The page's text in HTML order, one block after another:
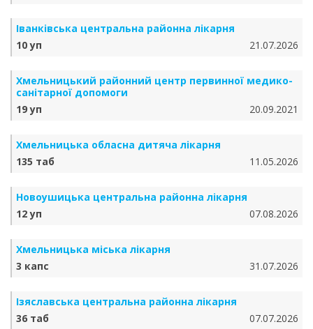
Іванківська центральна районна лікарня
10 уп
21.07.2026
Хмельницький районний центр первинної медико-
санітарної допомоги
19 уп
20.09.2021
Хмельницька обласна дитяча лікарня
135 таб
11.05.2026
Новоушицька центральна районна лікарня
12 уп
07.08.2026
Хмельницька міська лікарня
3 капс
31.07.2026
Ізяславська центральна районна лікарня
36 таб
07.07.2026